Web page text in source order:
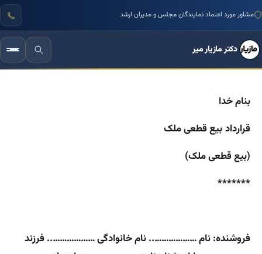
مشاور مورد اعتماد نمایندگان مجلس و مدیران ارشد
دکتر مازیار میر
بنام خدا
قراردادبیع قطعی ملک
(بیع قطعی ملک)
*******
فروشنده: نام ……………….. نام خانوادگی ……………….. فرزند